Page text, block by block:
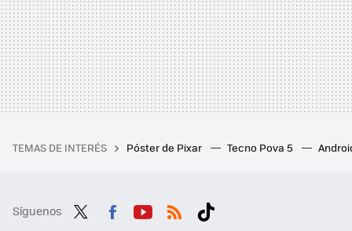
TEMAS DE INTERÉS Póster de Pixar Tecno Pova 5
Síguenos